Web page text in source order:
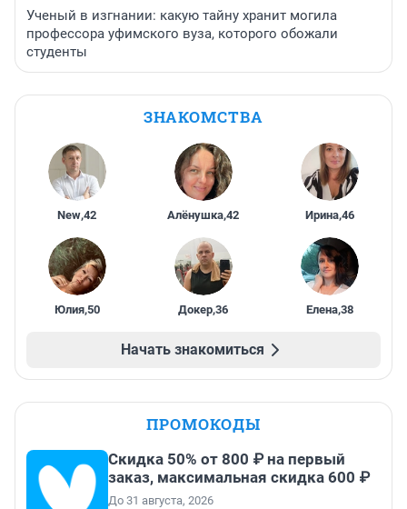
Ученый в изгнании: какую тайну хранит могила
профессора уфимского вуза, которого обожали
студенты
ЗНАКОМСТВА
New,42 Алёнушка,42 Ирина,46
Юлия,50 Докер,36 Елена,38
Начать знакомиться
ПРОМОКОДЫ
Скидка 50% от 800 ₽ на первый
заказ, максимальная скидка 600 ₽
До 31 августа, 2026